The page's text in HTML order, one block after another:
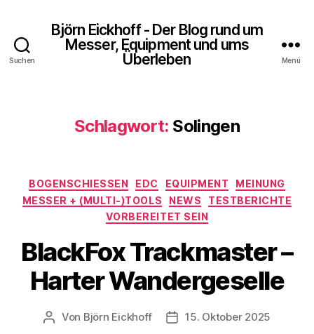
Suchen
Björn Eickhoff - Der Blog rund um
Messer, Equipment und ums
Überleben
Menü
Schlagwort: Solingen
Kategorien
BOGENSCHIESSEN EDC EQUIPMENT
MEINUNG
MESSER + (MULTI-)TOOLS
NEWS
TESTBERICHTE
VORBEREITET SEIN
BlackFox Trackmaster –
Harter Wandergeselle
Beitragsautor
Von Björn Eickhoff Veröffentlichungsdatum
15. Oktober 2025